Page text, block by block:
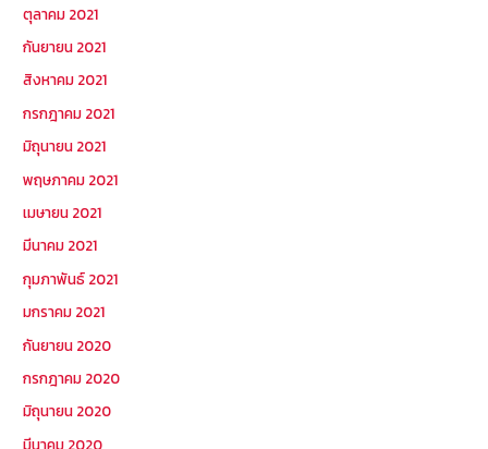
ตุลาคม 2021
กันยายน 2021
สิงหาคม 2021
กรกฎาคม 2021
มิถุนายน 2021
พฤษภาคม 2021
เมษายน 2021
มีนาคม 2021
กุมภาพันธ์ 2021
มกราคม 2021
กันยายน 2020
กรกฎาคม 2020
มิถุนายน 2020
มีนาคม 2020